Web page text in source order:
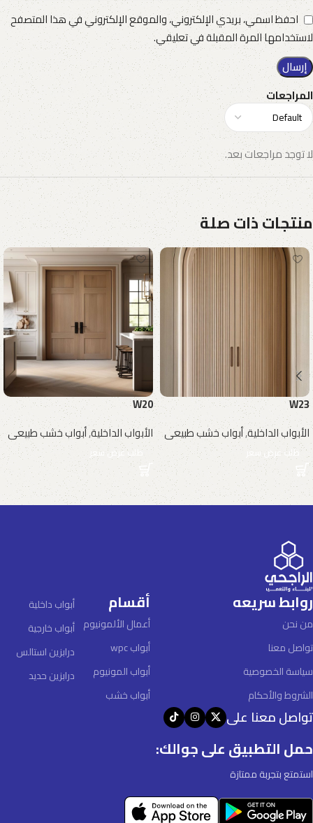
المراجعات
لا توجد مراجعات بعد.
احفظ اسمي، بريدي الإلكتروني، والموقع الإلكتروني في هذا المتصفح
لاستخدامها المرة المقبلة في تعليقي.
منتجات ذات صلة
W23
الأبواب الداخلية,أبواب خشب طبيعى
طلب عرض سعر
W20
الأبواب الداخلية,أبواب خشب طبيعى
طلب عرض سعر
روابط سريعه
من نحن
تواصل معنا
سياسة الخصوصية
الشروط والأحكام
أقسام
أعمال الألمونيوم
أبواب wpc
أبواب المونيوم
أبواب خشب
أبواب داخلية
أبواب خارجية
درابزين استالس
درابزين حديد
تواصل معنا على
حمل التطبيق على جوالك:
استمتع بتجربة ممتازة